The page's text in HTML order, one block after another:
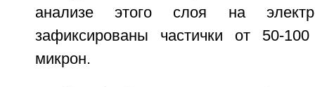
анализе этого слоя на
зафиксированы частички от 50-
микрон.